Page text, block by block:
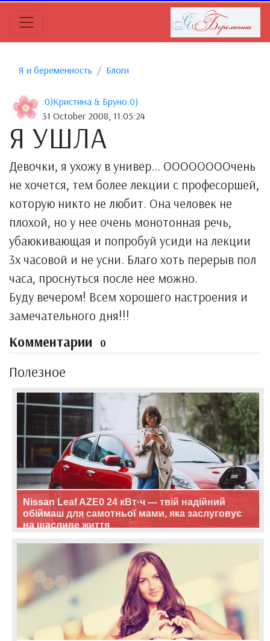
Я и беременность Блоги
:0)Кристина & Бруно:0)
31 October 2008, 11:05:24
Я УШЛА
Девочки, я ухожу в универ... ООООООООчень
не хочется, тем более лекции с професоршей,
которую никто не любит. Она человек не
плохой, но у нее очень монотонная речь,
убаюкивающая и попробуй усиди на лекции
3х часовой и не усни. Благо хоть перерыв пол
часа, проснуться после нее можно.
Буду вечером! Всем хорошего настроения и
замечательного дня!!!
Комментарии 0
Полезное
Nissan Leaf AZE0 24 кВт·ч — твій надійний
обіймаш для самотньої мами, яка заслуговує
на щасливе життя